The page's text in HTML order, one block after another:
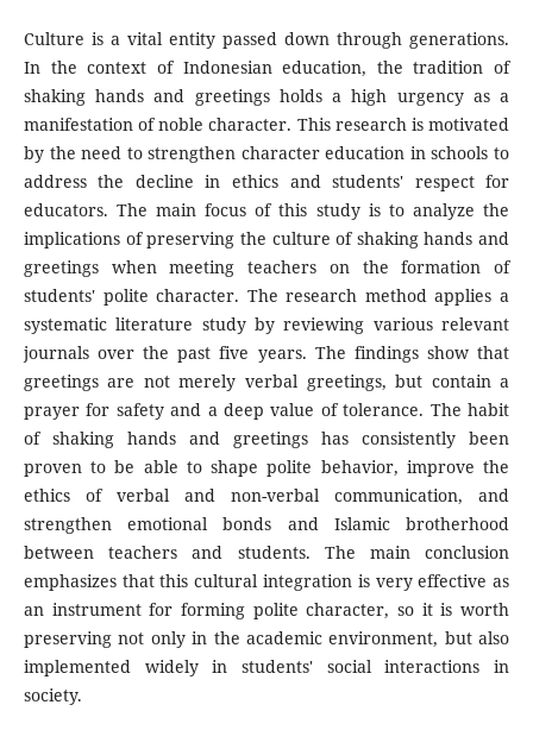
Culture is a vital entity passed down through generations.
In the context of Indonesian education, the tradition of
shaking hands and greetings holds a high urgency as a
manifestation of noble character. This research is motivated
by the need to strengthen character education in schools to
address the decline in ethics and students' respect for
educators. The main focus of this study is to analyze the
implications of preserving the culture of shaking hands and
greetings when meeting teachers on the formation of
students' polite character. The research method applies a
systematic literature study by reviewing various relevant
journals over the past five years. The findings show that
greetings are not merely verbal greetings, but contain a
prayer for safety and a deep value of tolerance. The habit
of shaking hands and greetings has consistently been
proven to be able to shape polite behavior, improve the
ethics of verbal and non-verbal communication, and
strengthen emotional bonds and Islamic brotherhood
between teachers and students. The main conclusion
emphasizes that this cultural integration is very effective as
an instrument for forming polite character, so it is worth
preserving not only in the academic environment, but also
implemented widely in students' social interactions in
society.